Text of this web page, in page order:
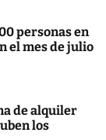
personas en
el mes de julio
de alquiler
los